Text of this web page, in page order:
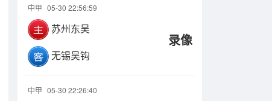
中甲 05-30 22:56:59
苏州东吴
无锡吴钩
录像
中甲 05-30 22:26:40